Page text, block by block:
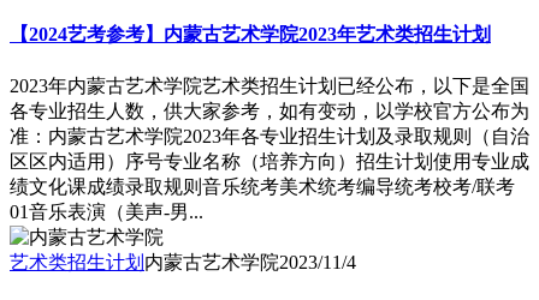
【2024艺考参考】内蒙古艺术学院2023年艺术类招生计划
2023年内蒙古艺术学院艺术类招生计划已经公布，以下是全国
各专业招生人数，供大家参考，如有变动，以学校官方公布为
准：内蒙古艺术学院2023年各专业招生计划及录取规则（自治
区区内适用）序号专业名称（培养方向）招生计划使用专业成
绩文化课成绩录取规则音乐统考美术统考编导统考校考/联考
01音乐表演（美声-男...
艺术类招生计划 内蒙古艺术学院2023/11/4